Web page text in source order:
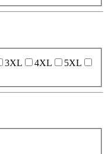
3XL 4XL
5XL